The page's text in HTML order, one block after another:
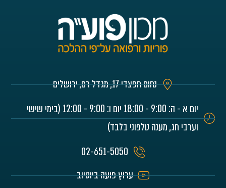
נחום חפצדי 17, מגדל רם, ירושלים
יום א - ה: 9:00 - 18:00 יום ו: 9:00 - 12:00 (בימי שישי
וערבי חג, מענה טלפוני בלבד)
02-651-5050
ערוץ פועה ביוטיוב